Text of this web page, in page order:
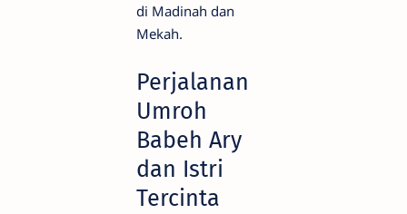
di Madinah dan
Mekah.
Perjalanan
Umroh
Babeh Ary
dan Istri
Tercinta